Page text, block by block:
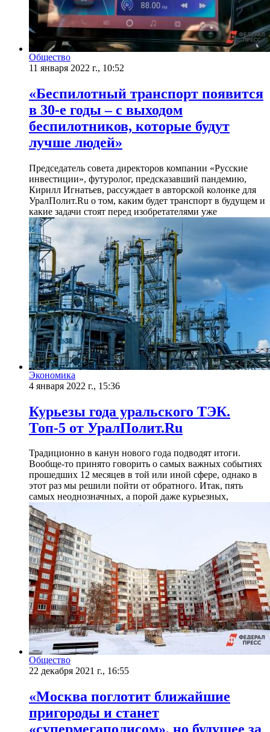
Общество
11 января 2022 г., 10:52
​«Беспилотный транспорт появится
в 30-е годы – с выходом
беспилотников, которые будут
лучше людей»
Председатель совета директоров компании «Русские
инвестиции», футуролог, предсказавший пандемию,
Кирилл Игнатьев, рассуждает в авторской колонке для
УралПолит.Ru о том, каким будет транспорт в будущем и
какие задачи стоят перед изобретателями уже
Экономика
4 января 2022 г., 15:36
Курьезы года уральского ТЭК.
Топ-5 от УралПолит.Ru
​Традиционно в канун нового года подводят итоги.
Вообще-то принято говорить о самых важных событиях
прошедших 12 месяцев в той или иной сфере, однако в
этот раз мы решили пойти от обратного. Итак, пять
самых неоднозначных, а порой даже курьезных,
Общество
22 декабря 2021 г., 16:55
«Москва поглотит ближайшие
пригороды и станет